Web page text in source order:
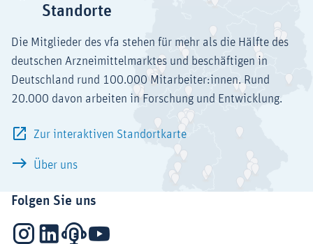
Standorte
Die Mitglieder des vfa stehen für mehr als die Hälfte des
deutschen Arzneimittelmarktes und beschäftigen in
Deutschland rund 100.000 Mitarbeiter:innen. Rund
20.000 davon arbeiten in Forschung und Entwicklung.
Zur interaktiven Standortkarte
Über uns
Folgen Sie uns
InstagramLinkedInPodcasts
YouTube